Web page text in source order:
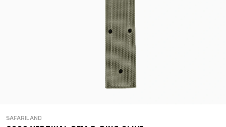
SAFARILAND